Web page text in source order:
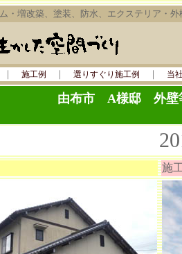
・増改築、塗装、防水、エクステリア・
施工例 ｜ 選りすぐり施工例 ｜ 当
由布市 A様邸 外壁
施